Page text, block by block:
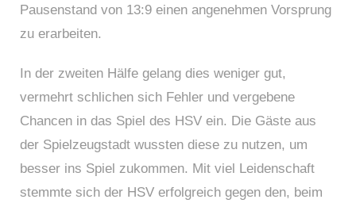
Pausenstand von 13:9 einen angenehmen Vorsprung
zu erarbeiten.
In der zweiten Hälfe gelang dies weniger gut,
vermehrt schlichen sich Fehler und vergebene
Chancen in das Spiel des HSV ein. Die Gäste aus
der Spielzeugstadt wussten diese zu nutzen, um
besser ins Spiel zukommen. Mit viel Leidenschaft
stemmte sich der HSV erfolgreich gegen den, beim